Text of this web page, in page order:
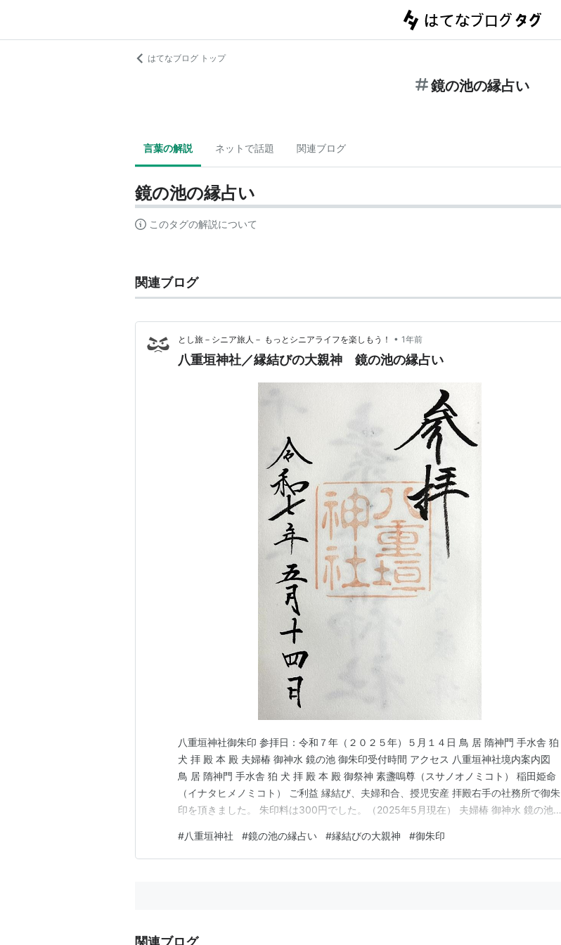
はてなブログ トップ
鏡の池の縁占い
言葉の解説 ネットで話題 関連ブログ
鏡の池の縁占い
このタグの解説について
関連ブログ
とし旅－シニア旅人－ もっとシニアライフを楽しもう！ • 1年前
八重垣神社／縁結びの大親神 鏡の池の縁占い
八重垣神社御朱印 参拝日：令和７年（２０２５年）５月１４日 鳥 居 隋神門 手水舎 狛
犬 拝 殿 本 殿 夫婦椿 御神水 鏡の池 御朱印受付時間 アクセス 八重垣神社境内案内図
鳥 居 隋神門 手水舎 狛 犬 拝 殿 本 殿 御祭神 素盞嗚尊（スサノオノミコト） 稲田姫命
（イナタヒメノミコト） ご利益 縁結び、夫婦和合、授児安産 拝殿右手の社務所で御朱
印を頂きました。 朱印料は300円でした。（2025年5月現在） 夫婦椿 御神水 鏡の池
社。意宇六社の一社。出雲國神仏霊場第十四番。素盞嗚尊と櫛稲田姫の故事から縁結…
#八重垣神社 #鏡の池の縁占い #縁結びの大親神 #御朱印
関連ブログ